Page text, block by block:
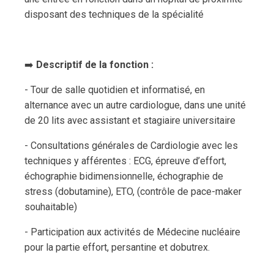
disposant des techniques de la spécialité
➡️ Descriptif de la fonction :
- Tour de salle quotidien et informatisé, en
alternance avec un autre cardiologue, dans une unité
de 20 lits avec assistant et stagiaire universitaire
- Consultations générales de Cardiologie avec les
techniques y afférentes : ECG, épreuve d’effort,
échographie bidimensionnelle, échographie de
stress (dobutamine), ETO, (contrôle de pace-maker
souhaitable)
- Participation aux activités de Médecine nucléaire
pour la partie effort, persantine et dobutrex.